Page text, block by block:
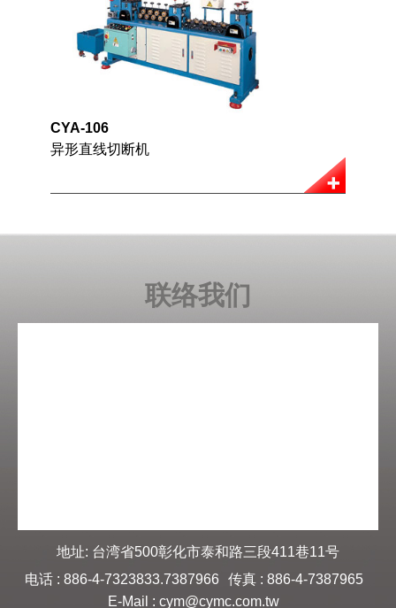
CYA-106
异形直线切断机
联络我们
地址: 台湾省500彰化市泰和路三段411巷11号
电话 : 886-4-7323833.7387966
传真 : 886-4-7387965
E-Mail : cym@cymc.com.tw